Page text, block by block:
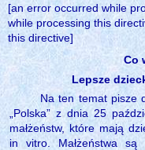
[an error occurred while
while processing this
this directive]
Co
Lepsze
Na ten temat pisze
„Polska” z dnia 25
małżeństw, które mają
in vitro. Małżeństwa są